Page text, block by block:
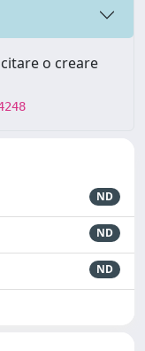
o creare
ND
ND
ND